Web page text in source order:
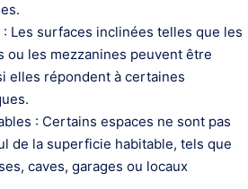
Les surfaces inclinées telles que les
ou les mezzanines peuvent être
elles répondent à certaines
: Certains espaces ne sont pas
de la superficie habitable, tels que
caves, garages ou locaux